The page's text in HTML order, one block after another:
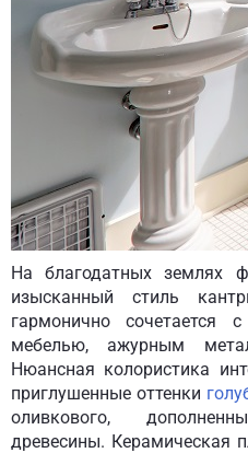
На благодатных землях
изысканный стиль
гармонично
мебелью, ажурным
Нюансная колористика
приглушенные оттенки
оливкового,
древесины. Керамическая